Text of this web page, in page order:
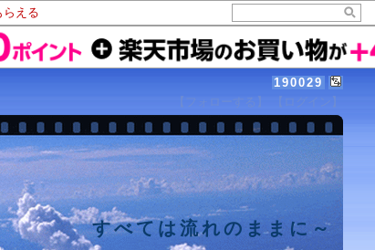
らえる
190029
流れのままに～